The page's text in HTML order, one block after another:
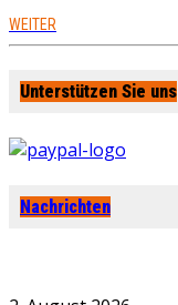
WEITER
Unterstützen Sie uns
Nachrichten